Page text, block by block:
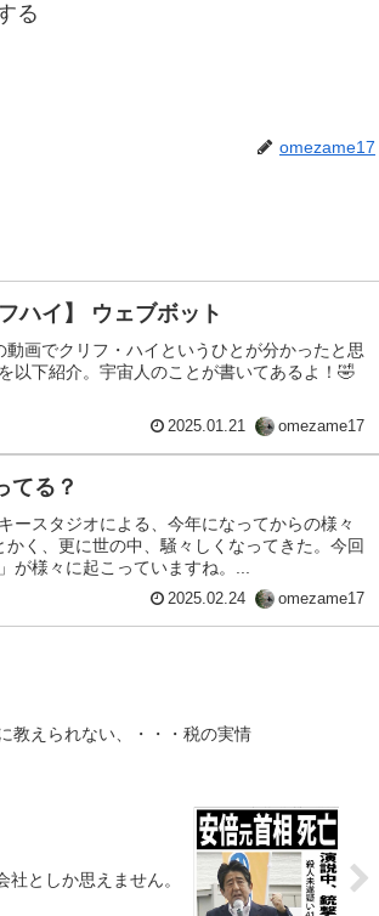
る
omezame17
ハイ】 ウェブボット
画でクリフ・ハイというひとが分かったと思
以下紹介。宇宙人のことが書いてあるよ！🤣
2025.01.21 omezame17
てる？
ースタジオによる、今年になってからの様々
く、更に世の中、騒々しくなってきた。今回
が様々に起こっていますね。...
2025.02.24 omezame17
教えられない、・・・税の実情
社としか思えません。